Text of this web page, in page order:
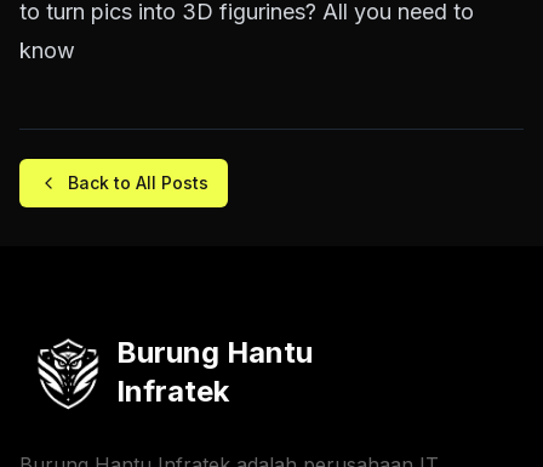
to turn pics into 3D figurines? All you need to
know
Back to All Posts
Burung Hantu
Infratek